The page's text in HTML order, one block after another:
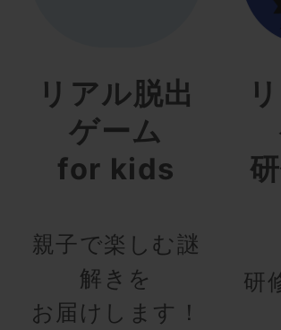
リアル脱出
ゲーム
for kids
親子で楽しむ謎
解きを
お届けします！
研